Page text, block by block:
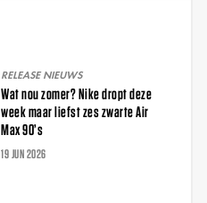
RELEASE NIEUWS
Wat nou zomer? Nike dropt deze
week maar liefst zes zwarte Air
Max 90’s
19 JUN 2026